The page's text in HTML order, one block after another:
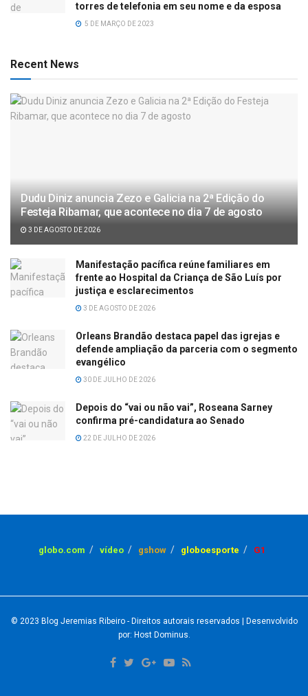
torres de telefonia em seu nome e da esposa
5 DE MARÇO DE 2023
Recent News
Dudu Diniz anuncia Zezo e Galicia na 2ª Edição do
Festeja Ribamar, que acontece no dia 7 de agosto
3 DE AGOSTO DE 2026
Manifestação pacífica reúne familiares em
frente ao Hospital da Criança de São Luís por
justiça e esclarecimentos
3 DE AGOSTO DE 2026
Orleans Brandão destaca papel das igrejas e
defende ampliação da parceria com o segmento
evangélico
30 DE JULHO DE 2026
Depois do “vai ou não vai”, Roseana Sarney
confirma pré-candidatura ao Senado
22 DE JULHO DE 2026
globo.com vídeo gshow globoesporte G1
© 2023 Blog Jeremias Ribeiro- Direitos autorais reservados | Desenvolvido
por: Host Dominus.